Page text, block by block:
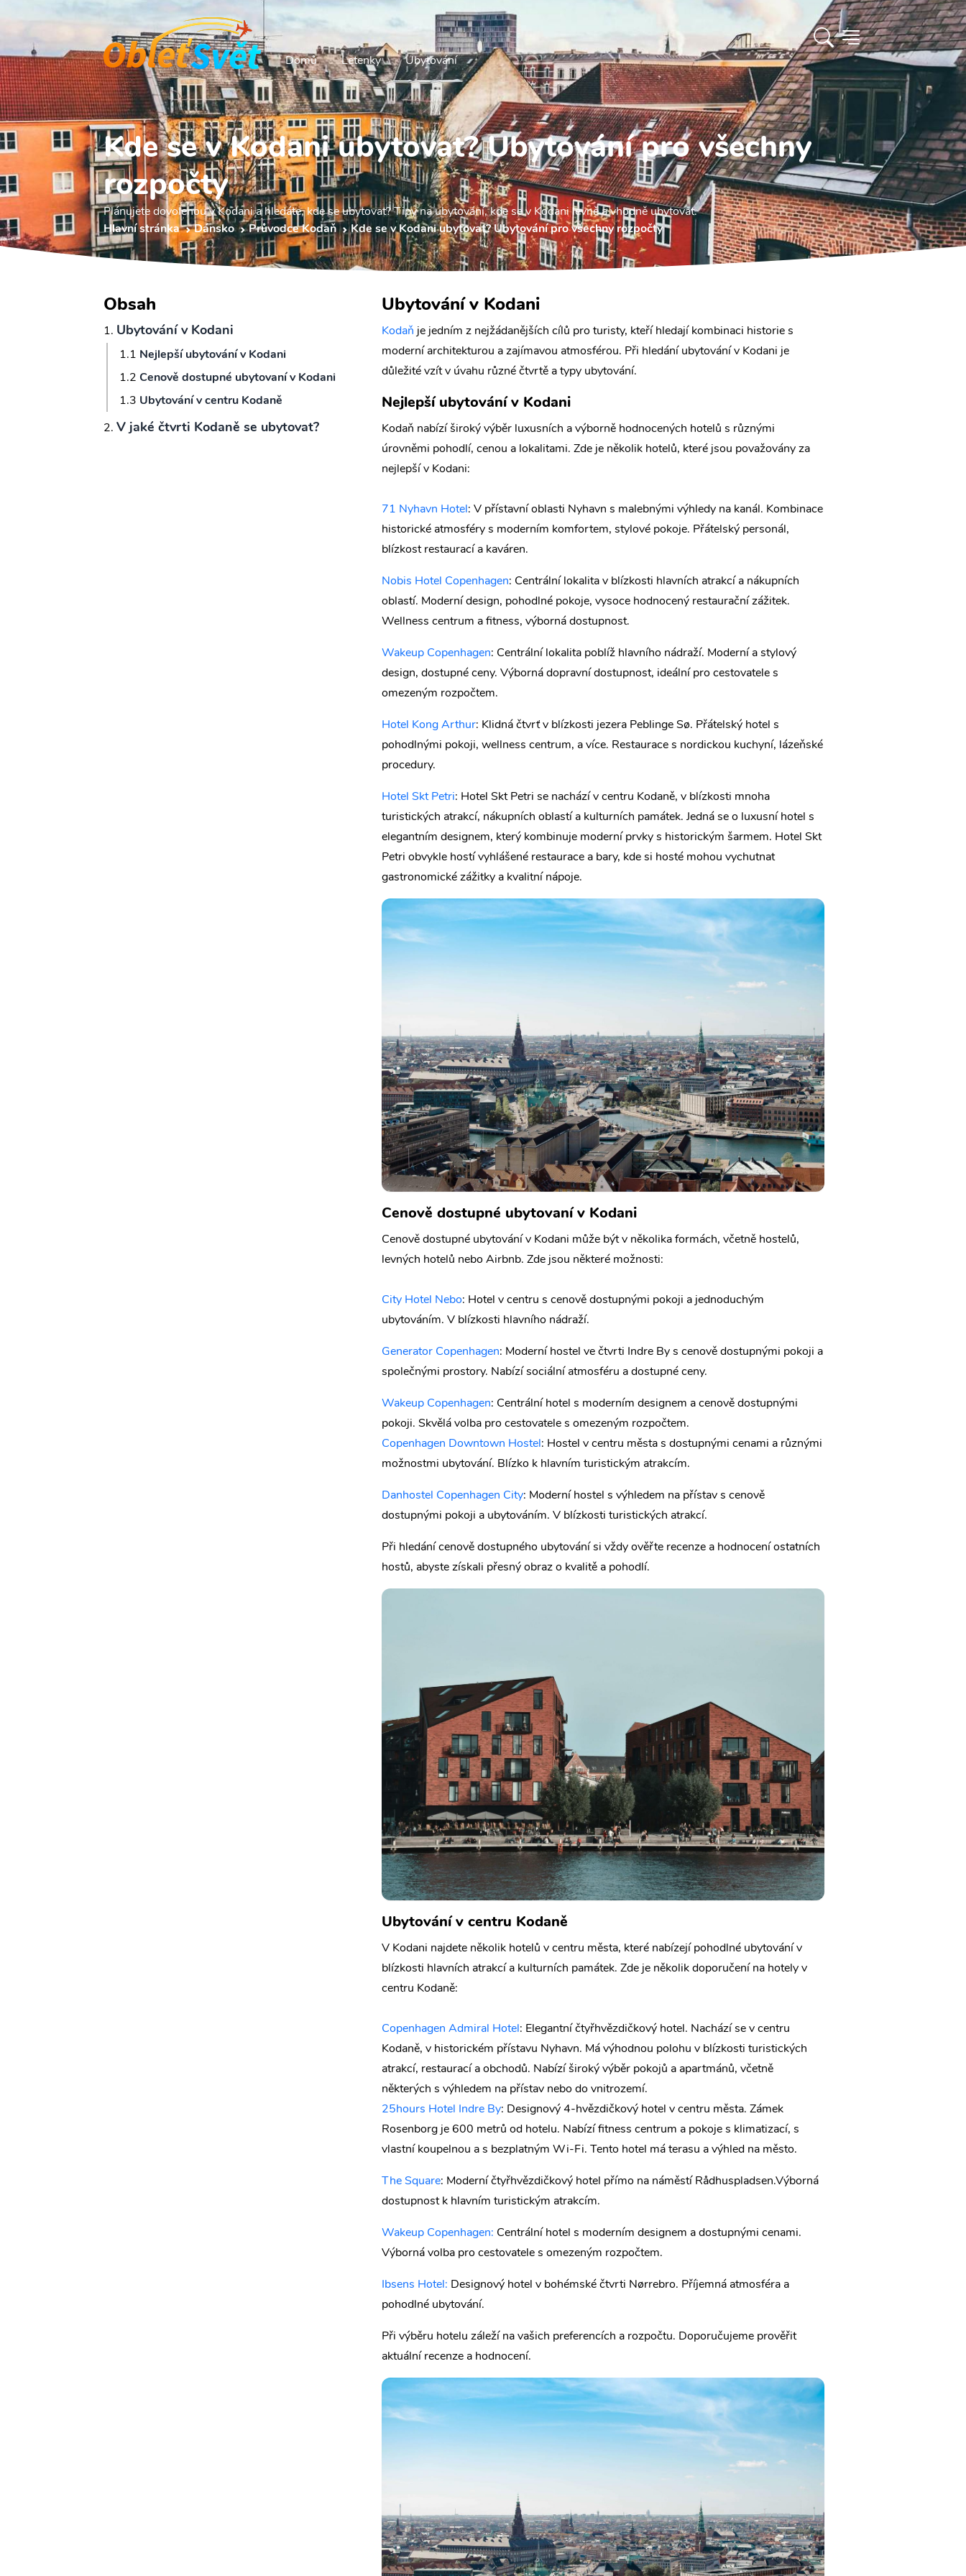
Domů Letenky Ubytování
Kde se v Kodani ubytovat? Ubytování pro všechny
rozpočty
Plánujete dovolenou v Kodani a hledáte, kde se ubytovat? Tipy na ubytování, kde se v Kodani levně a vhodně ubytovat.
Hlavní stránka
Dánsko Průvodce Kodaň Kde se v Kodani ubytovat? Ubytování pro všechny rozpočty
Obsah
Ubytování v Kodani
Nejlepší ubytování v Kodani
Cenově dostupné ubytovaní v Kodani
Ubytování v centru Kodaně
V jaké čtvrti Kodaně se ubytovat?
Ubytování v Kodani
Kodaň je jedním z nejžádanějších cílů pro turisty, kteří hledají kombinaci historie s
moderní architekturou a zajímavou atmosférou. Při hledání ubytování v Kodani je
důležité vzít v úvahu různé čtvrtě a typy ubytování.
Nejlepší ubytování v Kodani
Kodaň nabízí široký výběr luxusních a výborně hodnocených hotelů s různými
úrovněmi pohodlí, cenou a lokalitami. Zde je několik hotelů, které jsou považovány za
nejlepší v Kodani:
71 Nyhavn Hotel: V přístavní oblasti Nyhavn s malebnými výhledy na kanál. Kombinace
historické atmosféry s moderním komfortem, stylové pokoje. Přátelský personál,
blízkost restaurací a kaváren.
Nobis Hotel Copenhagen: Centrální lokalita v blízkosti hlavních atrakcí a nákupních
oblastí. Moderní design, pohodlné pokoje, vysoce hodnocený restaurační zážitek.
Wellness centrum a fitness, výborná dostupnost.
Wakeup Copenhagen: Centrální lokalita poblíž hlavního nádraží. Moderní a stylový
design, dostupné ceny. Výborná dopravní dostupnost, ideální pro cestovatele s
omezeným rozpočtem.
Hotel Kong Arthur: Klidná čtvrť v blízkosti jezera Peblinge Sø. Přátelský hotel s
pohodlnými pokoji, wellness centrum, a více. Restaurace s nordickou kuchyní, lázeňské
procedury.
Hotel Skt Petri: Hotel Skt Petri se nachází v centru Kodaně, v blízkosti mnoha
turistických atrakcí, nákupních oblastí a kulturních památek. Jedná se o luxusní hotel s
elegantním designem, který kombinuje moderní prvky s historickým šarmem. Hotel Skt
Petri obvykle hostí vyhlášené restaurace a bary, kde si hosté mohou vychutnat
gastronomické zážitky a kvalitní nápoje.
Cenově dostupné ubytovaní v Kodani
Cenově dostupné ubytování v Kodani může být v několika formách, včetně hostelů,
levných hotelů nebo Airbnb. Zde jsou některé možnosti:
City Hotel Nebo: Hotel v centru s cenově dostupnými pokoji a jednoduchým
ubytováním. V blízkosti hlavního nádraží.
Generator Copenhagen: Moderní hostel ve čtvrti Indre By s cenově dostupnými pokoji a
společnými prostory. Nabízí sociální atmosféru a dostupné ceny.
Wakeup Copenhagen: Centrální hotel s moderním designem a cenově dostupnými
pokoji. Skvělá volba pro cestovatele s omezeným rozpočtem.
Copenhagen Downtown Hostel: Hostel v centru města s dostupnými cenami a různými
možnostmi ubytování. Blízko k hlavním turistickým atrakcím.
Danhostel Copenhagen City: Moderní hostel s výhledem na přístav s cenově
dostupnými pokoji a ubytováním. V blízkosti turistických atrakcí.
Při hledání cenově dostupného ubytování si vždy ověřte recenze a hodnocení ostatních
hostů, abyste získali přesný obraz o kvalitě a pohodlí.
Ubytování v centru Kodaně
V Kodani najdete několik hotelů v centru města, které nabízejí pohodlné ubytování v
blízkosti hlavních atrakcí a kulturních památek. Zde je několik doporučení na hotely v
centru Kodaně:
Copenhagen Admiral Hotel: Elegantní čtyřhvězdičkový hotel. Nachází se v centru
Kodaně, v historickém přístavu Nyhavn. Má výhodnou polohu v blízkosti turistických
atrakcí, restaurací a obchodů. Nabízí široký výběr pokojů a apartmánů, včetně
některých s výhledem na přístav nebo do vnitrozemí.
25hours Hotel Indre By: Designový 4-hvězdičkový hotel v centru města. Zámek
Rosenborg je 600 metrů od hotelu. Nabízí fitness centrum a pokoje s klimatizací, s
vlastní koupelnou a s bezplatným Wi-Fi. Tento hotel má terasu a výhled na město.
The Square: Moderní čtyřhvězdičkový hotel přímo na náměstí Rådhuspladsen.Výborná
dostupnost k hlavním turistickým atrakcím.
Wakeup Copenhagen: Centrální hotel s moderním designem a dostupnými cenami.
Výborná volba pro cestovatele s omezeným rozpočtem.
Ibsens Hotel: Designový hotel v bohémské čtvrti Nørrebro. Příjemná atmosféra a
pohodlné ubytování.
Při výběru hotelu záleží na vašich preferencích a rozpočtu. Doporučujeme prověřit
aktuální recenze a hodnocení.